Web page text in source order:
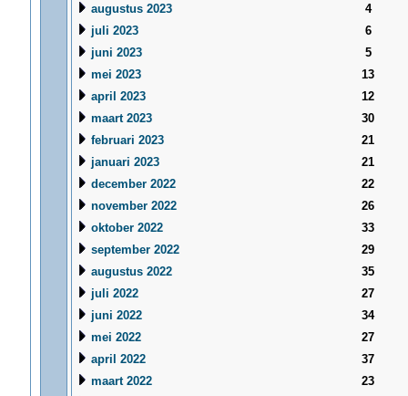
augustus 2023
4
juli 2023
6
juni 2023
5
mei 2023
13
april 2023
12
maart 2023
30
februari 2023
21
januari 2023
21
december 2022
22
november 2022
26
oktober 2022
33
september 2022
29
augustus 2022
35
juli 2022
27
juni 2022
34
mei 2022
27
april 2022
37
maart 2022
23